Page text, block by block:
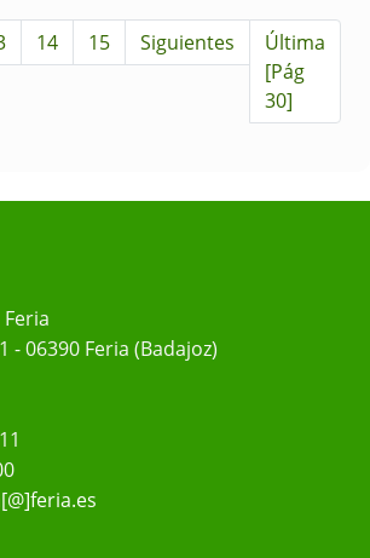
14 15 Siguientes
Última
[Pág
30]
- 06390 Feria (Badajoz)